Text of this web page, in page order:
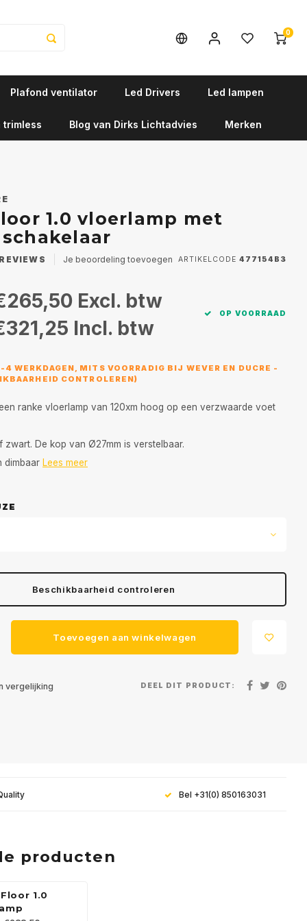
0
Plafond ventilator Led Drivers Led lampen
trimless Blog van Dirks Lichtadvies Merken
1.0 vloerlamp met
REVIEWS Je beoordeling toevoegen ARTIKELCODE 477154B3
Excl. btw
Incl. btw
OP VOORRAAD
WERKDAGEN, MITS VOORRADIG BIJ WEVER EN DUCRE -
CONTROLEREN)
ranke vloerlamp van 120xm hoog op een verzwaarde voet
zwart. De kop van Ø27mm is verstelbaar.
dimbaar Lees meer
Beschikbaarheid controleren
Toevoegen aan winkelwagen
vergelijking DEEL DIT PRODUCT:
Bel +31(0) 850163031
producten
1.0